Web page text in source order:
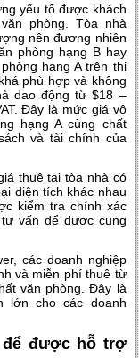
yếu tố được khách
phòng. Tòa nhà
nên đương nhiên
phòng hạng B hay
hạng A trên thị
phù hợp và không
dao động từ $18 –
Đây là mức giá vô
hạng A cùng chất
và tài chính của
thuê tại tòa nhà có
diện tích khác nhau
kiểm tra chính xác
vấn để được cung
các doanh nghiệp
và miễn phí thuê từ
văn phòng. Đây là
lớn cho các doanh
để được hỗ trợ